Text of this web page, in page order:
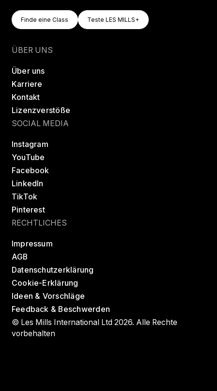
Finde Eine Class
Finde eine Class
Teste LES MILLS+
Teste LES MILLS+
ÜBER UNS
Über uns
Karriere
Kontakt
Lizenzverstöße
SOCIAL MEDIA
Instagram
YouTube
Facebook
LinkedIn
TikTok
Pinterest
RECHTLICHES
Impressum
AGB
Datenschutzerklärung
Cookie-Erklärung
Ideen & Vorschläge
Feedback & Beschwerden
© Les Mills International Ltd 2026. Alle Rechte
vorbehalten